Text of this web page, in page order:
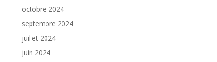
octobre 2024
septembre 2024
juillet 2024
juin 2024